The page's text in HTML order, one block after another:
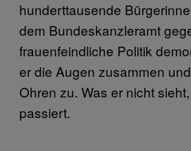
hunderttausende
dem Bundeskanzleramt
frauenfeindliche Politik
er die Augen zusammen
Ohren zu. Was er nicht
passiert.